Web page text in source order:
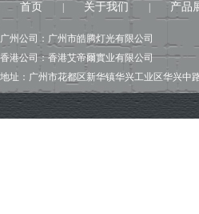
首页 关于我们 产品
广州公司：广州市皓腾灯光有限公司
香港公司：香港艾帝爾實业有限公司
地址：广州市花都区新华镇华兴工业区华兴中